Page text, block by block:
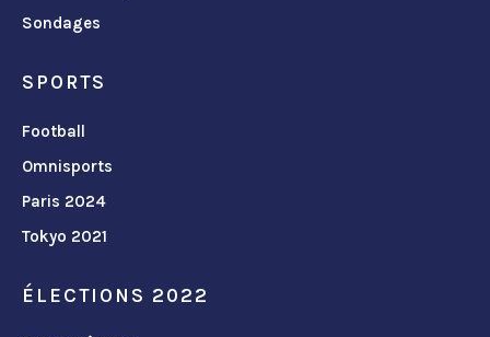
Sondages
SPORTS
Football
Omnisports
Paris 2024
Tokyo 2021
ÉLECTIONS 2022